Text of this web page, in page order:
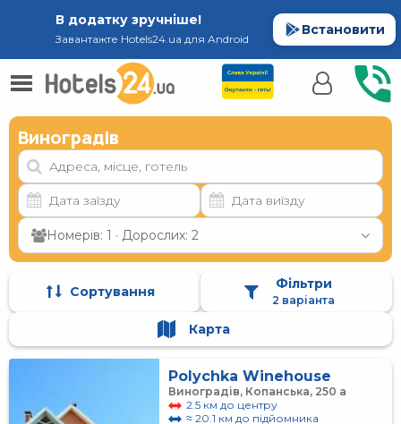
В додатку зручніше!
Завантажте Hotels24.ua для Android
Встановити
Виноградів
Номерів: 1 · Дорослих: 2
Сортування Фільтри
2 варіанта
Карта
Polychka Winehouse
Виноградів, Копанська, 250 а
2.5 км до центру
≈ 20.1 км до підйомника